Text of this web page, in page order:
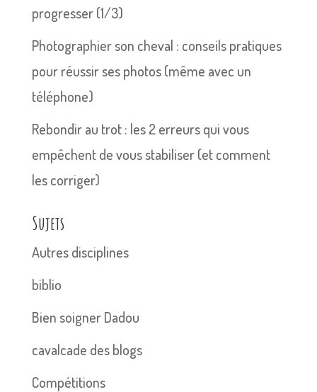
progresser (1/3)
Photographier son cheval : conseils pratiques
pour réussir ses photos (même avec un
téléphone)
Rebondir au trot : les 2 erreurs qui vous
empêchent de vous stabiliser (et comment
les corriger)
Sujets
Autres disciplines
biblio
Bien soigner Dadou
cavalcade des blogs
Compétitions